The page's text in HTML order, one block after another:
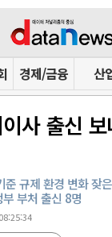
경제/금융 산
사 출신
준 규제 환경 변화 잦
부처 출신 8명